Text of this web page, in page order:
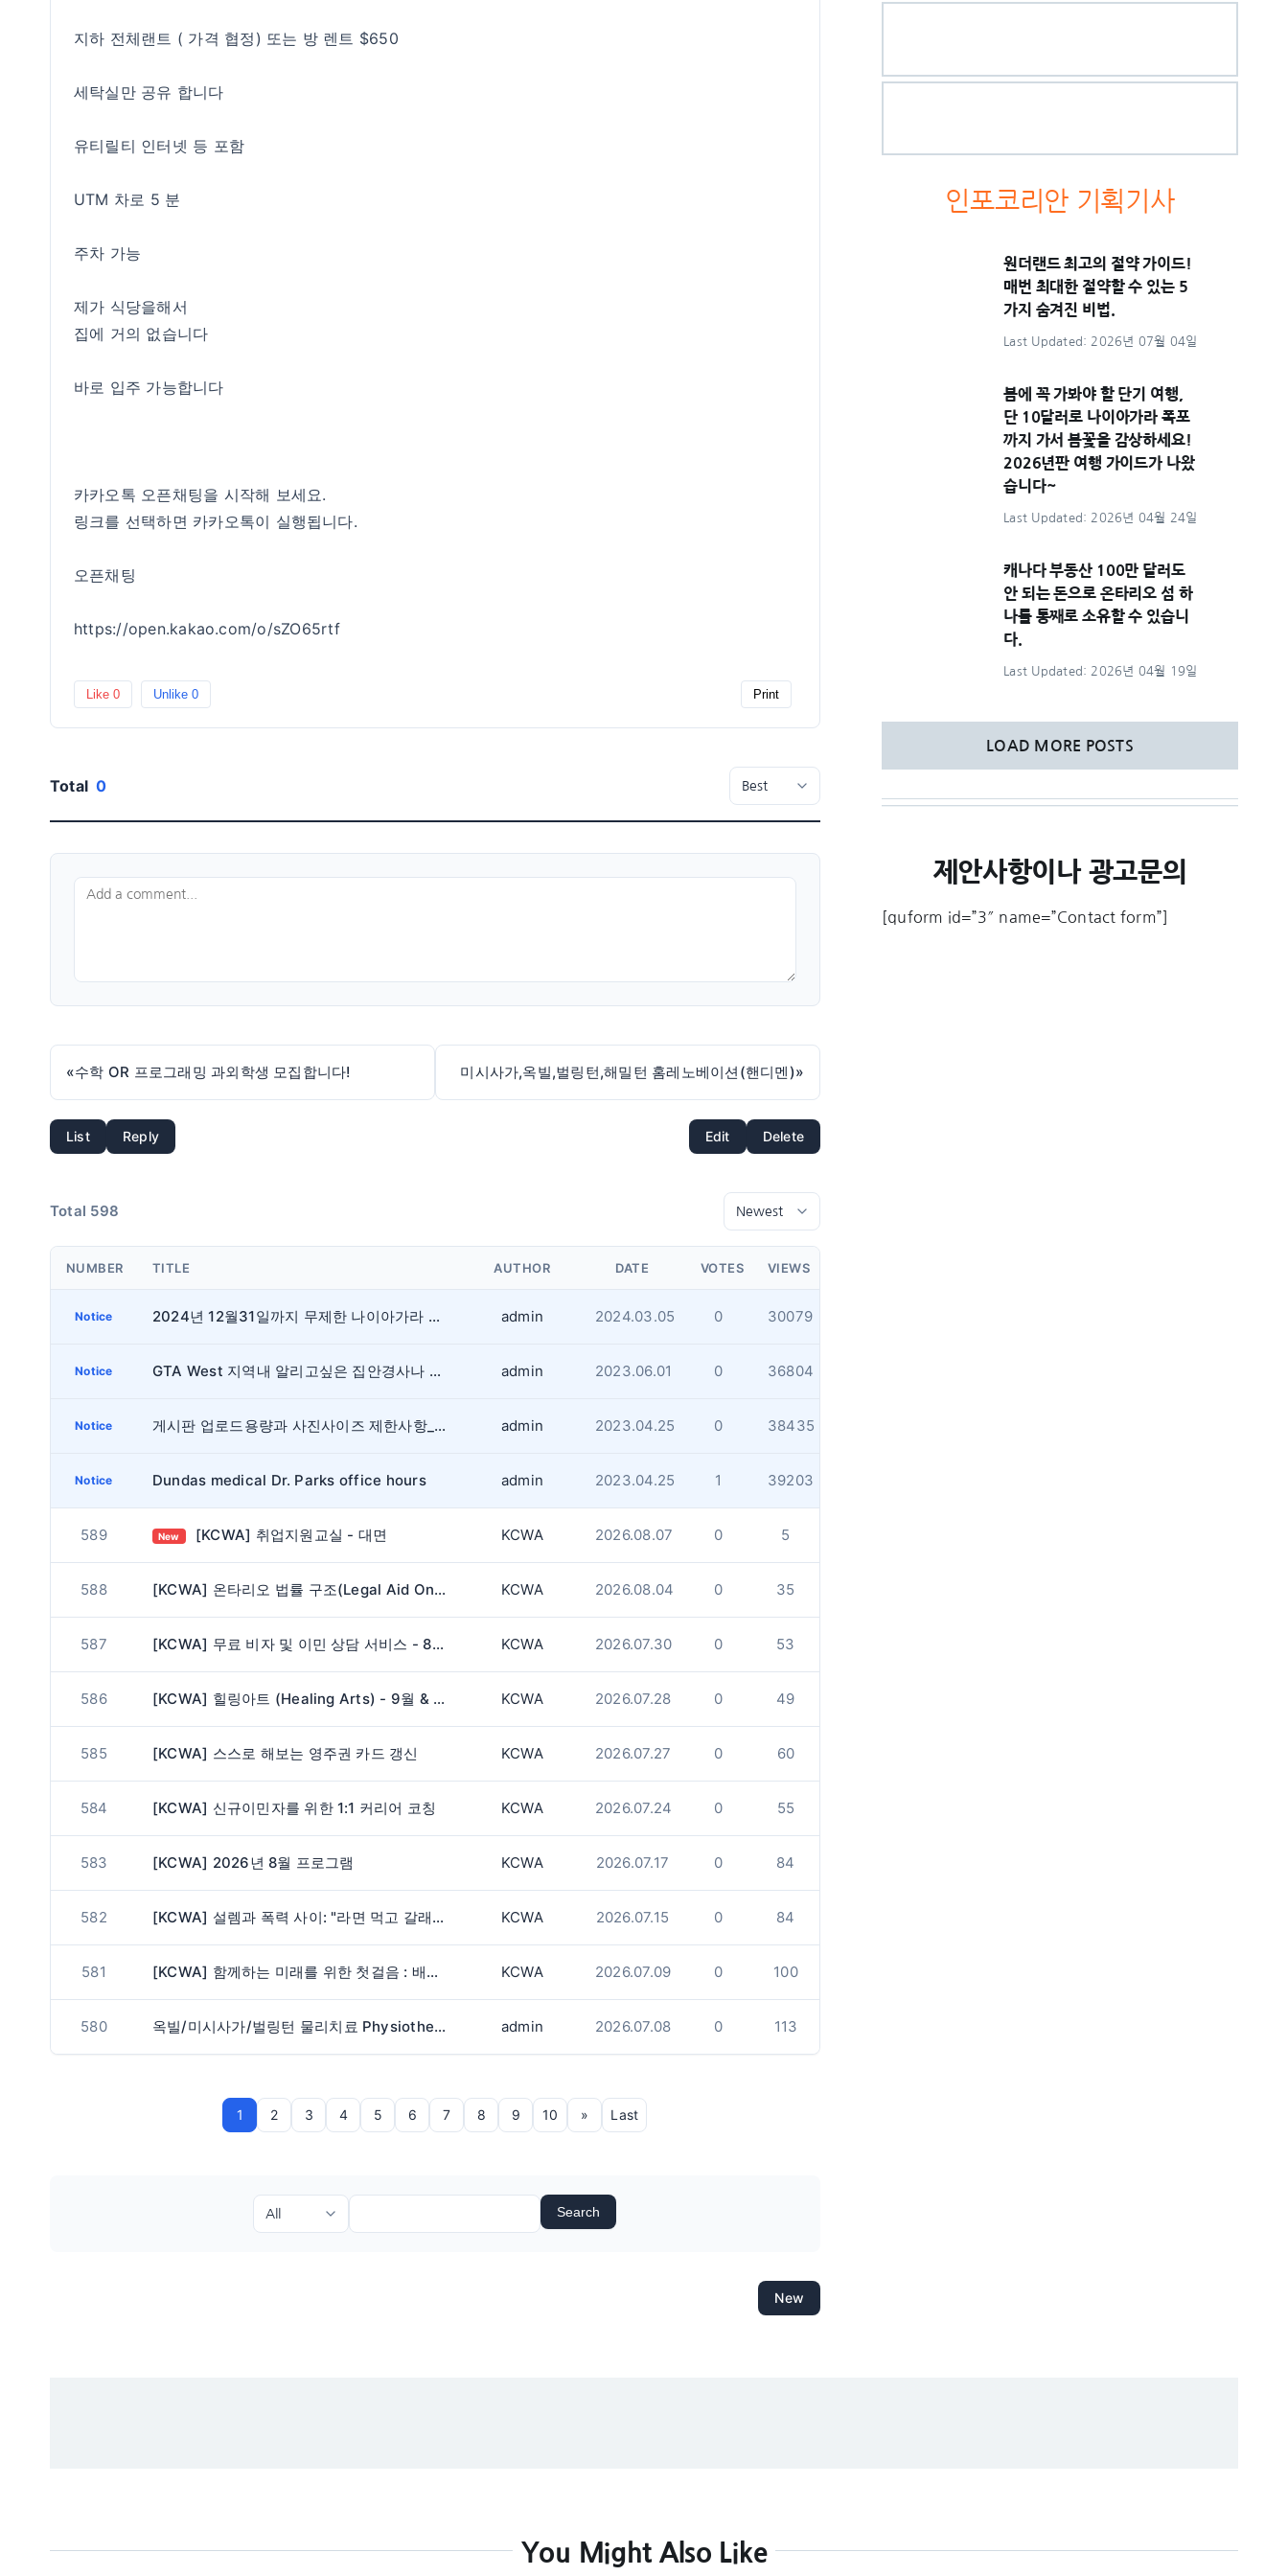
지하 전체랜트 ( 가격 협정) 또는 방 렌트 $650
세탁실만 공유 합니다
유티릴티 인터넷 등 포함
UTM 차로 5 분
주차 가능
제가 식당을해서
집에 거의 없습니다
바로 입주 가능합니다
카카오톡 오픈채팅을 시작해 보세요.
링크를 선택하면 카카오톡이 실행됩니다.
오픈채팅
https://open.kakao.com/o/sZO65rtf
Like 0 Unlike0 Print
Total 0
«수학 OR 프로그래밍 과외학생 모집합니다! 미시사가,옥빌,벌링턴,해밀턴 홈레노베이션(핸디멘)»
List Reply Edit Delete
Total 598
NUMBER TITLE AUTHOR DATE VOTES VIEWS
Notice 2024년 12월31일까지 무제한 나이아가라 폭포 파킹 패스 판매안내 admin 2024.03.05 0 30079
Notice GTA West 지역내 알리고싶은 집안경사나 송사 있으면 알려주세요. admin 2023.06.01 0 36804
Notice 게시판 업로드용량과 사진사이즈 제한사항_업데이트 admin 2023.04.25 0 38435
Notice Dundas medical Dr. Parks office hours admin 2023.04.25 1 39203
589 New [KCWA] 취업지원교실 - 대면 KCWA 2026.08.07 0 5
588 [KCWA] 온타리오 법률 구조(Legal Aid Ontario) 알아보기 KCWA 2026.08.04 0 35
587 [KCWA] 무료 비자 및 이민 상담 서비스 - 8월 13일 (목) KCWA 2026.07.30 0 53
586 [KCWA] 힐링아트 (Healing Arts) - 9월 & 10월 KCWA 2026.07.28 0 49
585 [KCWA] 스스로 해보는 영주권 카드 갱신 KCWA 2026.07.27 0 60
584 [KCWA] 신규이민자를 위한 1:1 커리어 코칭 KCWA 2026.07.24 0 55
583 [KCWA] 2026년 8월 프로그램 KCWA 2026.07.17 0 84
582 [KCWA] 설렘과 폭력 사이: "라면 먹고 갈래?"에서 데이트 폭력까지 KCWA 2026.07.15 0 84
581 [KCWA] 함께하는 미래를 위한 첫걸음 : 배우자 초청이민 KCWA 2026.07.09 0 100
580 옥빌/미시사가/벌링턴 물리치료 Physiotherapy admin 2026.07.08 0 113
1 2 3 4 5 6 7 8 9 10 » Last
Search
New
인포코리안 기획기사
원더랜드 최고의 절약 가이드!
매번 최대한 절약할 수 있는 5
가지 숨겨진 비법.
Last Updated: 2026년 07월 04일
봄에 꼭 가봐야 할 단기 여행,
단 10달러로 나이아가라 폭포
까지 가서 봄꽃을 감상하세요!
2026년판 여행 가이드가 나왔
습니다~
Last Updated: 2026년 04월 24일
캐나다 부동산 100만 달러도
안 되는 돈으로 온타리오 섬 하
나를 통째로 소유할 수 있습니
다.
Last Updated: 2026년 04월 19일
LOAD MORE POSTS
제안사항이나 광고문의
[quform id=”3″ name=”Contact form”]
You Might Also Like